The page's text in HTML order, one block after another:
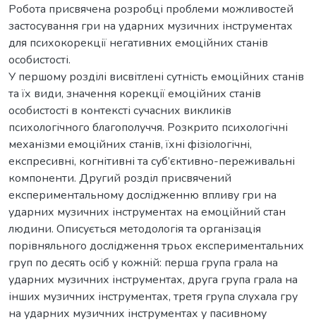
Робота присвячена розробці проблеми можливостей
застосування гри на ударних музичних інструментах
для психокорекції негативних емоційних станів
особистості.
У першому розділі висвітлені сутність емоційних станів
та їх види, значення корекції емоційних станів
особистості в контексті сучасних викликів
психологічного благополуччя. Розкрито психологічні
механізми емоційних станів, їхні фізіологічні,
експресивні, когнітивні та суб’єктивно-переживальні
компоненти. Другий розділ присвячений
експериментальному дослідженню впливу гри на
ударних музичних інструментах на емоційний стан
людини. Описується методологія та організація
порівняльного дослідження трьох експериментальних
груп по десять осіб у кожній: перша група грала на
ударних музичних інструментах, друга група грала на
інших музичних інструментах, третя група слухала гру
на ударних музичних інструментах у пасивному